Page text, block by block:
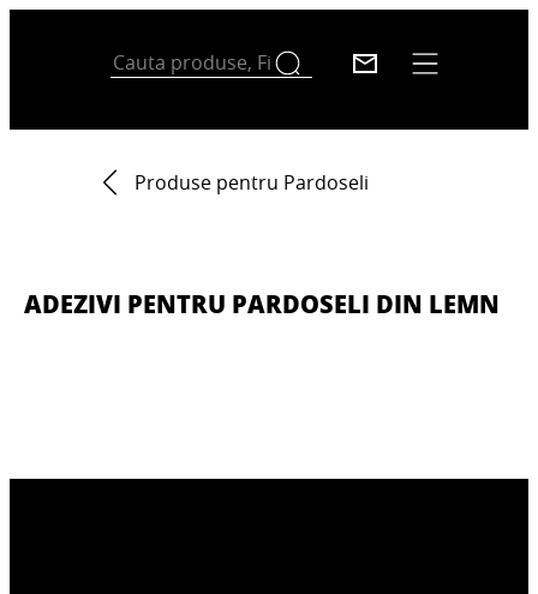
Produse pentru Pardoseli
ADEZIVI PENTRU PARDOSELI DIN LEMN